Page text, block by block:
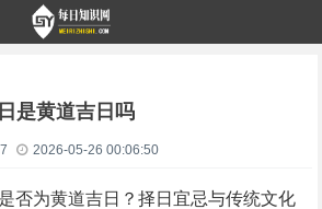
是黄道吉日吗
2026-05-26 00:06:50
否为黄道吉日？择日宜忌与传统文化